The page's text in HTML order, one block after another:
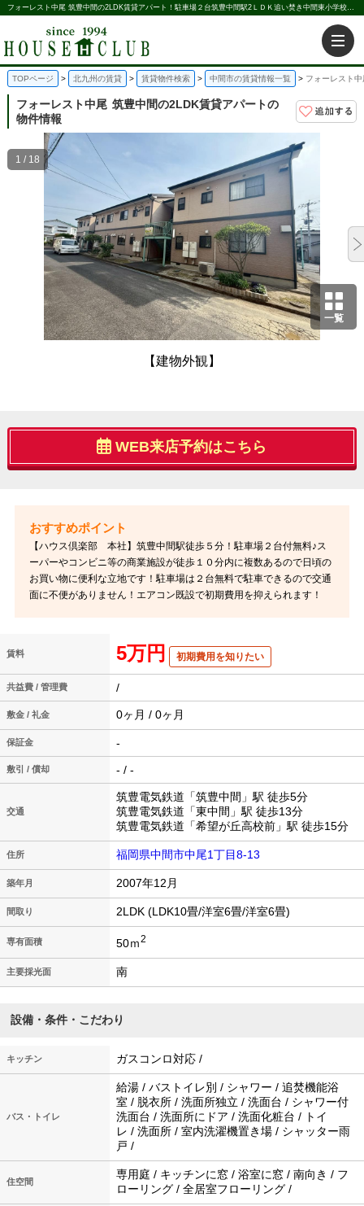
フォーレスト中尾 筑豊中間の2LDK賃貸アパート！駐車場２台筑豊中間駅2ＬＤＫ追い焚き中間東小学校｜株式会社ハウス倶楽部
TOPページ 北九州の賃貸 賃貸物件検索 中間市の賃貸情報一覧 フォーレスト
フォーレスト中尾 筑豊中間の2LDK賃貸アパートの
物件情報
一覧
【建物外観】
1 / 18
WEB来店予約はこちら
【ハウス倶楽部 本社】筑豊中間駅徒歩５分！駐車場２台付無料♪ス
ーパーやコンビニ等の商業施設が徒歩１０分内に複数あるので日頃の
お買い物に便利な立地です！駐車場は２台無料で駐車できるので交通
面に不便がありません！エアコン既設で初期費用を抑えられます！
賃料 5万円 初期費用を知りたい
共益費 / 管理費 /
敷金 / 礼金 0ヶ月 / 0ヶ月
保証金 -
敷引 / 償却 - / -
交通
筑豊電気鉄道「筑豊中間」駅 徒歩5分
筑豊電気鉄道「東中間」駅 徒歩13分
筑豊電気鉄道「希望が丘高校前」駅 徒歩15分
住所 福岡県中間市中尾1丁目8-13
築年月 2007年12月
間取り 2LDK (LDK10畳/洋室6畳/洋室6畳)
専有面積 50ｍ2
主要採光面 南
設備・条件・こだわり
キッチン ガスコンロ対応 /
バス・トイレ
給湯 / バストイレ別 / シャワー / 追焚機能浴
室 / 脱衣所 / 洗面所独立 / 洗面台 / シャワー付
洗面台 / 洗面所にドア / 洗面化粧台 / トイ
レ / 洗面所 / 室内洗濯機置き場 / シャッター雨
戸 /
住空間
専用庭 / キッチンに窓 / 浴室に窓 / 南向き / フ
ローリング / 全居室フローリング /